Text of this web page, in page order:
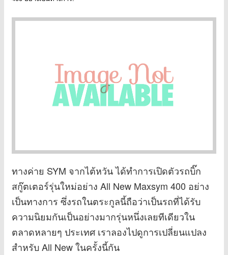
ทางค่าย SYM จากไต้หวัน ได้ทำการเปิดตัวรถบิ๊ก
สกู๊ตเตอร์รุ่นใหม่อย่าง All New Maxsym 400 อย่าง
เป็นทางการ ซึ่งรถในตระกูลนี้ถือว่าเป็นรถที่ได้รับ
ความนิยมกันเป็นอย่างมากรุ่นหนึ่งเลยทีเดียวใน
ตลาดหลายๆ ประเทศ เราลองไปดูการเปลี่ยนแปลง
สำหรับ All New ในครั้งนี้กัน